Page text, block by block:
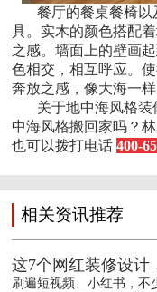
餐厅的餐桌餐椅
具。实木的颜色搭配
之感。墙面上的壁画
色相交，相互呼应。
奔放之感，像大海一样
关于地中海风格
中海风格搬回家吗？
也可以拨打电话400-
相关资讯推荐
这7个网红装修设计
刷遍短视频、小红书，不